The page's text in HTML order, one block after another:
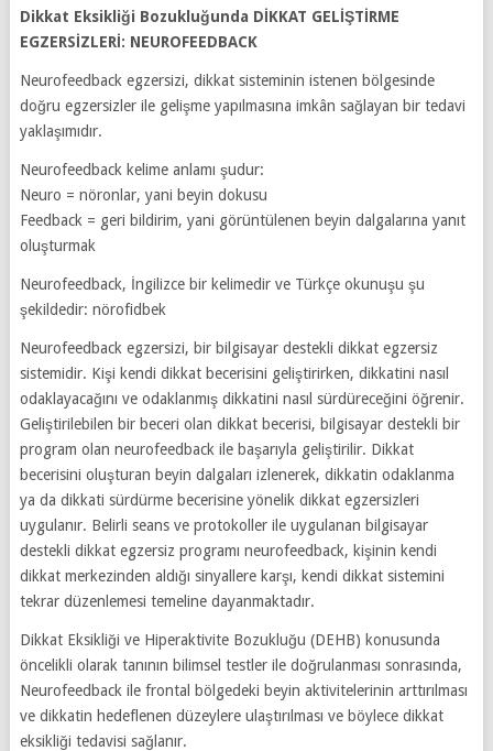
Dikkat Eksikliği Bozukluğunda DİKKAT GELİŞTİRME
EGZERSİZLERİ: NEUROFEEDBACK
Neurofeedback egzersizi, dikkat sisteminin istenen bölgesinde
doğru egzersizler ile gelişme yapılmasına imkân sağlayan bir tedavi
yaklaşımıdır.
Neurofeedback kelime anlamı şudur:
Neuro = nöronlar, yani beyin dokusu
Feedback = geri bildirim, yani görüntülenen beyin dalgalarına yanıt
oluşturmak
Neurofeedback, İngilizce bir kelimedir ve Türkçe okunuşu şu
şekildedir: nörofidbek
Neurofeedback egzersizi, bir bilgisayar destekli dikkat egzersiz
sistemidir. Kişi kendi dikkat becerisini geliştirirken, dikkatini nasıl
odaklayacağını ve odaklanmış dikkatini nasıl sürdüreceğini öğrenir.
Geliştirilebilen bir beceri olan dikkat becerisi, bilgisayar destekli bir
program olan neurofeedback ile başarıyla geliştirilir. Dikkat
becerisini oluşturan beyin dalgaları izlenerek, dikkatin odaklanma
ya da dikkati sürdürme becerisine yönelik dikkat egzersizleri
uygulanır. Belirli seans ve protokoller ile uygulanan bilgisayar
destekli dikkat egzersiz programı neurofeedback, kişinin kendi
dikkat merkezinden aldığı sinyallere karşı, kendi dikkat sistemini
tekrar düzenlemesi temeline dayanmaktadır.
Dikkat Eksikliği ve Hiperaktivite Bozukluğu (DEHB) konusunda
öncelikli olarak tanının bilimsel testler ile doğrulanması sonrasında,
Neurofeedback ile frontal bölgedeki beyin aktivitelerinin arttırılması
ve dikkatin hedeflenen düzeylere ulaştırılması ve böylece dikkat
eksikliği tedavisi sağlanır.